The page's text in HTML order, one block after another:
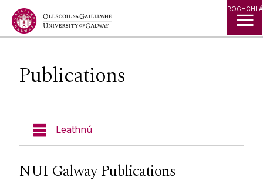
Léim go Ábhar
Publications
Leathnú
Experts Directory
NUI Galway Publications